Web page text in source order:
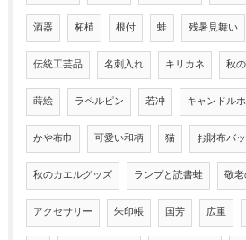
酒器 柘植 根付 蛙 残暑見舞い
伝統工芸品 名刺入れ キリカネ 秋
蒔絵 ラペルピン 若冲 キャンドル
かや布巾 可愛い和柄 猫 お財布バ
秋のカエルグッズ ランプと読書蛙 敬
アクセサリー 朱印帳 国芳 広重